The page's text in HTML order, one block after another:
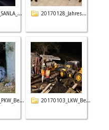
20170128_Jahres...
20170103_LKW_Be...